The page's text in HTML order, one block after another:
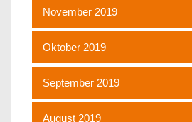
November 2019
Oktober 2019
September 2019
August 2019